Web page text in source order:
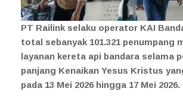
PT Railink selaku operator KAI
total sebanyak 101.321 penumpang
layanan kereta api bandara selama
panjang Kenaikan Yesus Kristus
pada 13 Mei 2026 hingga 17 Mei 2026.